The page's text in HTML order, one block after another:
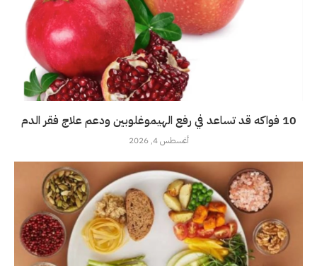
10 فواكه قد تساعد في رفع الهيموغلوبين ودعم علاج فقر الدم
أغسطس 4, 2026